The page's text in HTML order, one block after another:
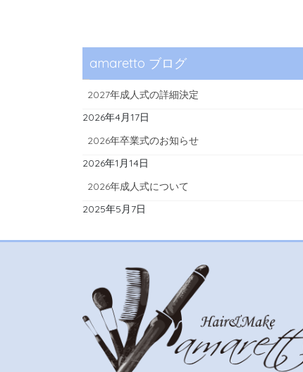
amaretto ブログ
2027年成人式の詳細決定
2026年4月17日
2026年卒業式のお知らせ
2026年1月14日
2026年成人式について
2025年5月7日